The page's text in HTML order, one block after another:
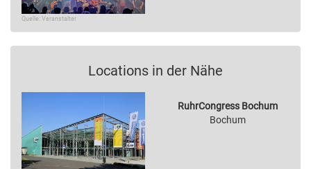
Quelle: Veranstalter
Locations in der Nähe
RuhrCongress Bochum
Bochum